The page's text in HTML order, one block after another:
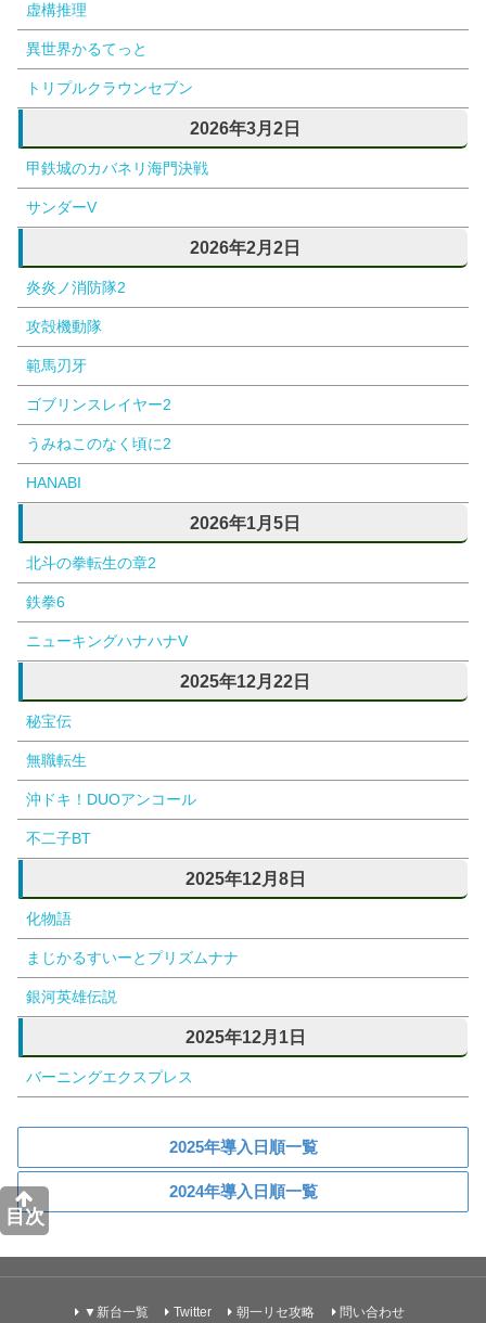
目次
虚構推理
異世界かるてっと
トリプルクラウンセブン
2026年3月2日
甲鉄城のカバネリ海門決戦
サンダーV
2026年2月2日
炎炎ノ消防隊2
攻殻機動隊
範馬刃牙
ゴブリンスレイヤー2
うみねこのなく頃に2
HANABI
2026年1月5日
北斗の拳転生の章2
鉄拳6
ニューキングハナハナV
2025年12月22日
秘宝伝
無職転生
沖ドキ！DUOアンコール
不二子BT
2025年12月8日
化物語
まじかるすいーとプリズムナナ
銀河英雄伝説
2025年12月1日
バーニングエクスプレス
2025年導入日順一覧
2024年導入日順一覧
▼新台一覧 Twitter 朝一リセ攻略 問い合わせ